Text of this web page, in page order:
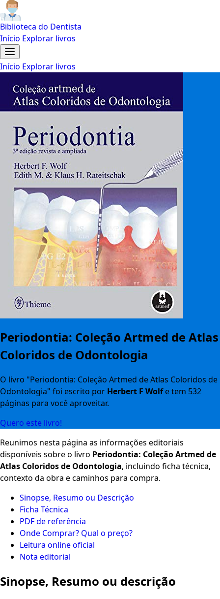
Biblioteca do Dentista
Início Explorar livros
Início Explorar livros
Periodontia: Coleção Artmed de Atlas
Coloridos de Odontologia
O livro "Periodontia: Coleção Artmed de Atlas Coloridos de
Odontologia" foi escrito por Herbert F Wolfe tem 532
páginas para você aproveitar.
Quero este livro!
Reunimos nesta página as informações editoriais
disponíveis sobre o livro Periodontia: Coleção Artmed de
Atlas Coloridos de Odontologia, incluindo ficha técnica,
contexto da obra e caminhos para compra.
Sinopse, Resumo ou Descrição
Ficha Técnica
PDF de referência
Onde Comprar? Qual o preço?
Leitura online oficial
Nota editorial
Sinopse, Resumo ou descrição